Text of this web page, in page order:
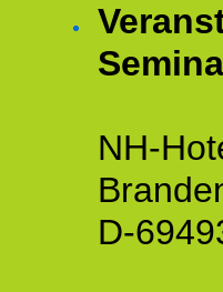
NH-
D-